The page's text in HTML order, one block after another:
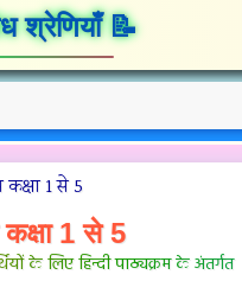
श्रेणियाँ 📝
कक्षा 1 से 5
के लिए हिन्दी पाठ्यक्रम के अंतर्गत